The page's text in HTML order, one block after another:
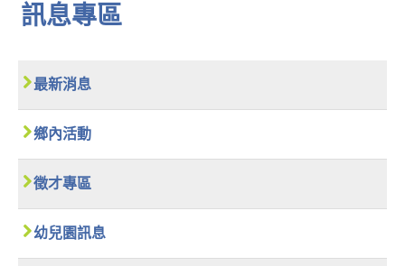
訊息專區
最新消息
鄉內活動
徵才專區
幼兒園訊息